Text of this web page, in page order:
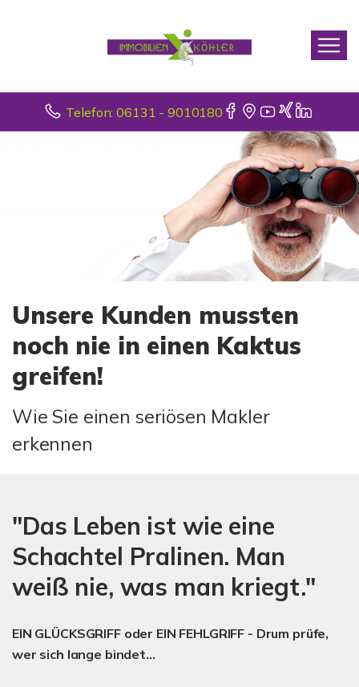
Telefon: 06131 - 9010180
Unsere Kunden mussten
noch nie in einen Kaktus
greifen!
Wie Sie einen seriösen Makler
erkennen
"Das Leben ist wie eine
Schachtel Pralinen. Man
weiß nie, was man kriegt."
EIN GLÜCKSGRIFF oder EIN FEHLGRIFF - Drum prüfe,
wer sich lange bindet...